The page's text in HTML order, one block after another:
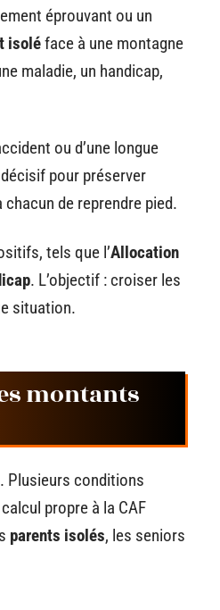
éprouvant ou un
isoléface à une montagne
maladie, un handicap,
ou d’une longue
pour préserver
de reprendre pied.
tels que l’Allocation
. L’objectif : croiser les
situation.
montants
Plusieurs conditions
propre à la CAF
parents isolés, les seniors